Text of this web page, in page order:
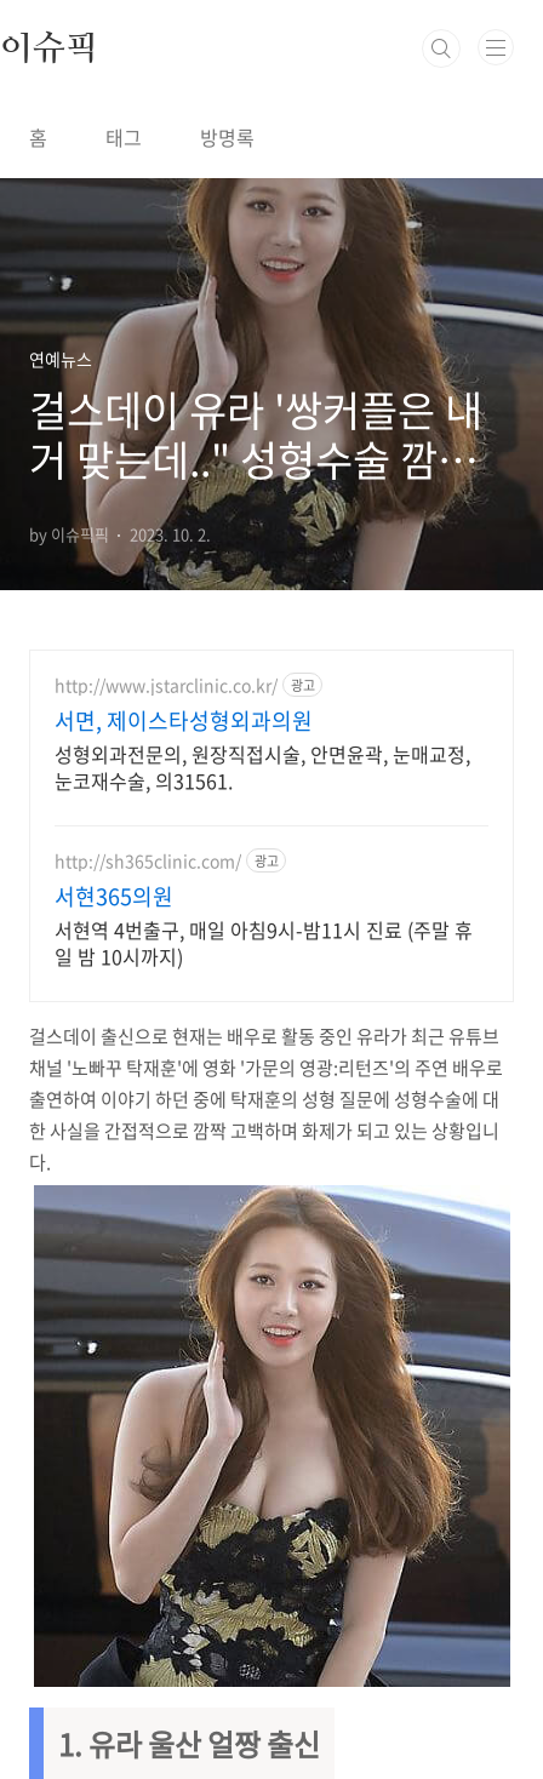
이슈픽
홈 태그 방명록
연예뉴스
걸스데이 유라 '쌍커플은 내
거 맞는데.." 성형수술 깜짝
고백 화제
by 이슈픽픽 2023. 10. 2.
http://www.jstarclinic.co.kr/ 광고
서면, 제이스타성형외과의원
성형외과전문의, 원장직접시술, 안면윤곽, 눈매교정,
눈코재수술, 의31561.
http://sh365clinic.com/ 광고
서현365의원
서현역 4번출구, 매일 아침9시-밤11시 진료 (주말 휴
일 밤 10시까지)
걸스데이 출신으로 현재는 배우로 활동 중인 유라가 최근 유튜브
채널 '노빠꾸 탁재훈'에 영화 '가문의 영광:리턴즈'의 주연 배우로
출연하여 이야기 하던 중에 탁재훈의 성형 질문에 성형수술에 대
한 사실을 간접적으로 깜짝 고백하며 화제가 되고 있는 상황입니
다.
1. 유라 울산 얼짱 출신